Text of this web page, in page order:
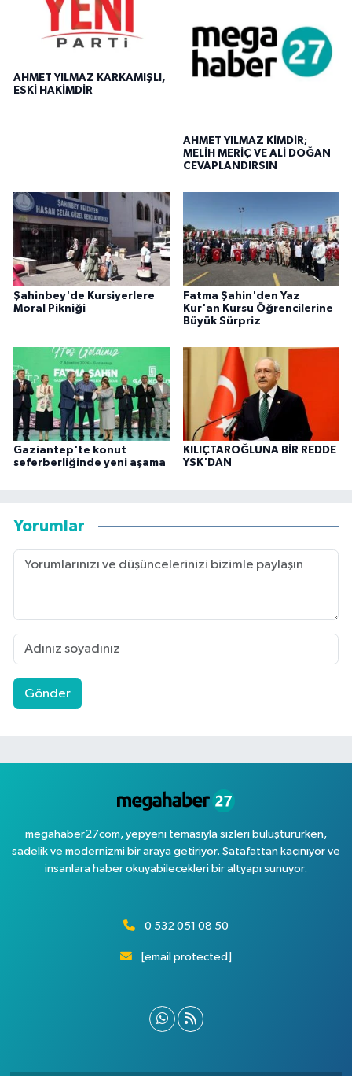
AHMET YILMAZ KARKAMIŞLI,
ESKİ HAKİMDİR
AHMET YILMAZ KİMDİR;
MELİH MERİÇ VE ALİ DOĞAN
CEVAPLANDIRSIN
Şahinbey'de Kursiyerlere
Moral Pikniği
Fatma Şahin'den Yaz
Kur'an Kursu Öğrencilerine
Büyük Sürpriz
Gaziantep'te konut
seferberliğinde yeni aşama
KILIÇTAROĞLUNA BİR REDDE
YSK'DAN
Yorumlar
Gönder
megahaber27com, yepyeni temasıyla sizleri buluştururken,
sadelik ve modernizmi bir araya getiriyor. Şatafattan kaçınıyor ve
insanlara haber okuyabilecekleri bir altyapı sunuyor.
0 532 051 08 50
[email protected]